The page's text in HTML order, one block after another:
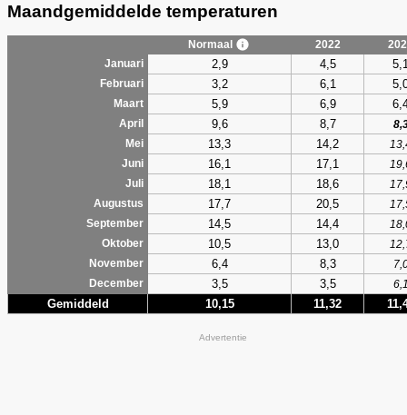
Maandgemiddelde temperaturen
Normaal 2022
Januari
2,9 4,5
Februari 3,2 6,1
Maart 5,9 6,9
April 9,6 8,7
Mei
13,3 14,2
Juni
16,1 17,1
Juli
18,1 18,6
Augustus
17,7 20,5
September
14,5 14,4
Oktober
10,5 13,0
November
6,4 8,3
December
3,5 3,5
Gemiddeld 10,15 11,32
Advertentie